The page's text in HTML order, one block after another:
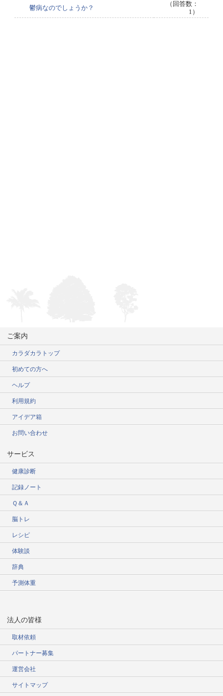
鬱病なのでしょうか？
（回答数：
1）
ご案内
カラダカラトップ
初めての方へ
ヘルプ
利用規約
アイデア箱
お問い合わせ
サービス
健康診断
記録ノート
Ｑ＆Ａ
脳トレ
レシピ
体験談
辞典
予測体重
法人の皆様
取材依頼
パートナー募集
運営会社
サイトマップ